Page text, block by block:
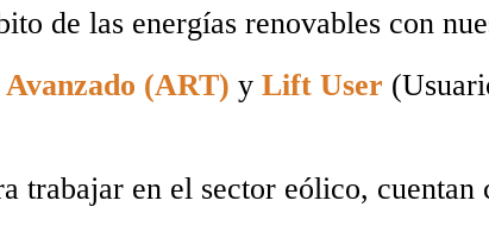
de las energías renovables con
Avanzado (ART) y Lift User
trabajar en el sector eólico,